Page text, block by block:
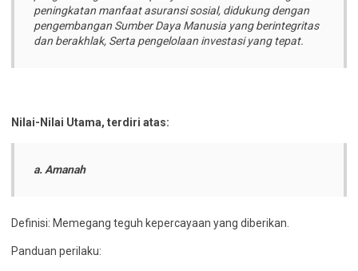
peningkatan manfaat asuransi sosial, didukung dengan
pengembangan Sumber Daya Manusia yang berintegritas
dan berakhlak, Serta pengelolaan investasi yang tepat.
Nilai-Nilai Utama, terdiri atas:
a. Amanah
Definisi: Memegang teguh kepercayaan yang diberikan.
Panduan perilaku: